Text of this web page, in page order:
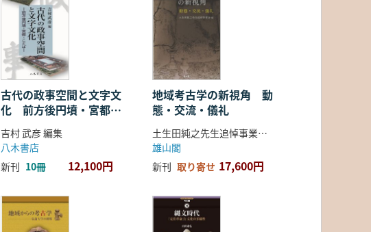
古代の政事空間と文字文
化 前方後円墳・宮都・
ことば
吉村 武彦 編集
八木書店
新刊 10冊 12,100円
地域考古学の新視角 動
態・交流・儀礼
土生田純之先生追悼事業会 編
雄山閣
新刊 取り寄せ 17,600円